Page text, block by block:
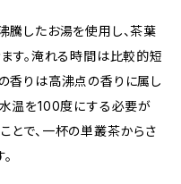
騰したお湯を使用し、茶葉
す。淹れる時間は比較的短
香りは高沸点の香りに属し
水温を100度にする必要が
とで、一杯の単叢茶からさ